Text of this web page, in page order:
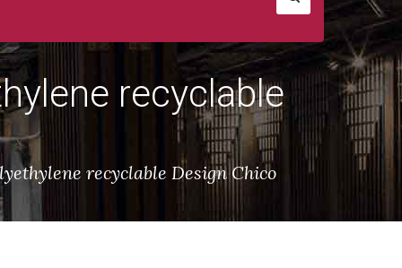
recyclable
recyclable Design Chico